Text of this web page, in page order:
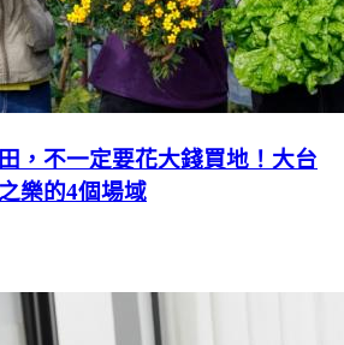
，不一定要花大錢買地！大台
樂的4個場域